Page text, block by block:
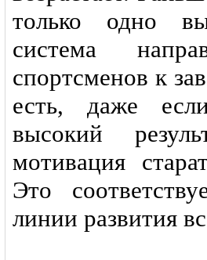
только одно
система
спортсменов к
есть, даже
высокий
мотивация
Это
линии развития